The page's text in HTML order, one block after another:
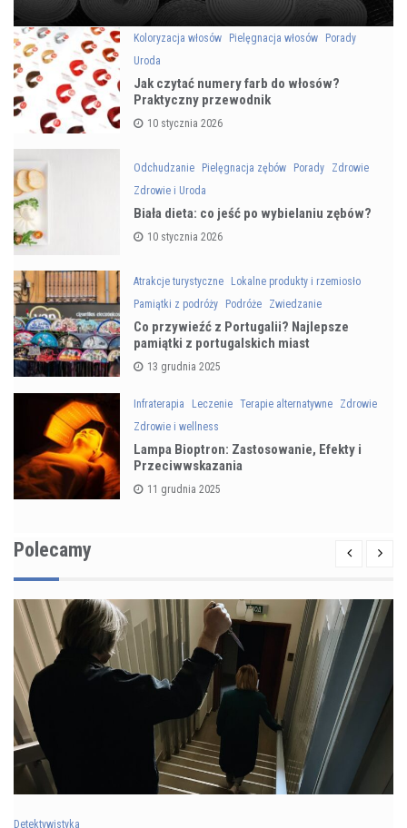
Koloryzacja włosów Pielęgnacja włosów
Porady
Uroda
Jak czytać numery farb do włosów?
Praktyczny przewodnik
10 stycznia 2026
Odchudzanie Pielęgnacja zębów Porady
Zdrowie
Zdrowie i Uroda
Biała dieta: co jeść po wybielaniu zębów?
10 stycznia 2026
Atrakcje turystyczne
Lokalne produkty i rzemiosło
Pamiątki z podróży
Podróże Zwiedzanie
Co przywieźć z Portugalii? Najlepsze
pamiątki z portugalskich miast
13 grudnia 2025
Infraterapia Leczenie Terapie alternatywne
Zdrowie
Zdrowie i wellness
Lampa Bioptron: Zastosowanie, Efekty i
Przeciwwskazania
11 grudnia 2025
Polecamy
Detektywistyka